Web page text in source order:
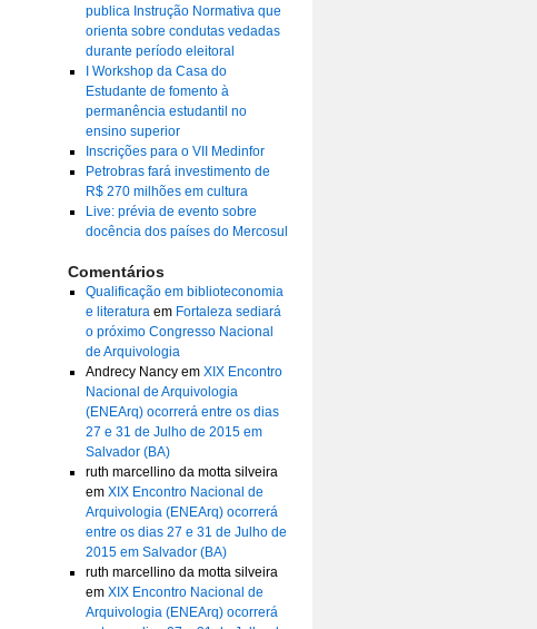
publica Instrução Normativa que
orienta sobre condutas vedadas
durante período eleitoral
I Workshop da Casa do
Estudante de fomento à
permanência estudantil no
ensino superior
Inscrições para o VII Medinfor
Petrobras fará investimento de
R$ 270 milhões em cultura
Live: prévia de evento sobre
docência dos países do Mercosul
Comentários
Qualificação em biblioteconomia
e literaturaem Fortaleza sediará
o próximo Congresso Nacional
de Arquivologia
Andrecy Nancyem XIX Encontro
Nacional de Arquivologia
(ENEArq) ocorrerá entre os dias
27 e 31 de Julho de 2015 em
Salvador (BA)
ruth marcellino da motta silveira
em XIX Encontro Nacional de
Arquivologia (ENEArq) ocorrerá
entre os dias 27 e 31 de Julho de
2015 em Salvador (BA)
ruth marcellino da motta silveira
em XIX Encontro Nacional de
Arquivologia (ENEArq) ocorrerá